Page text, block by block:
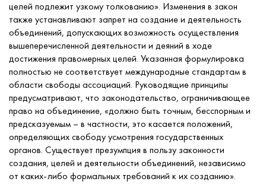
целей подлежит узкому толкованию». Изменения в закон
также устанавливают запрет на создание и деятельность
объединений, допускающих возможность осуществления
вышеперечисленной деятельности и деяний в ходе
достижения правомерных целей. Указанная формулировка
полностью не соответствует международные стандартам в
области свободы ассоциаций. Руководящие принципы
предусматривают, что законодательство, ограничивающее
право на объединение, «должно быть точным, бесспорным и
предсказуемым – в частности, это касается положений,
определяющих свободу усмотрения государственных
органов. Существует презумпция в пользу законности
создания, целей и деятельности объединений, независимо
от каких-либо формальных требований к их созданию».